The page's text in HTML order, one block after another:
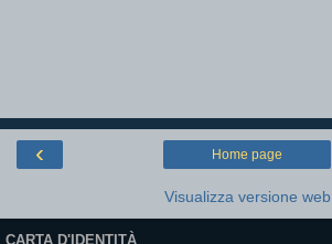
‹ Home page
Visualizza versione web
CARTA D'IDENTITÀ